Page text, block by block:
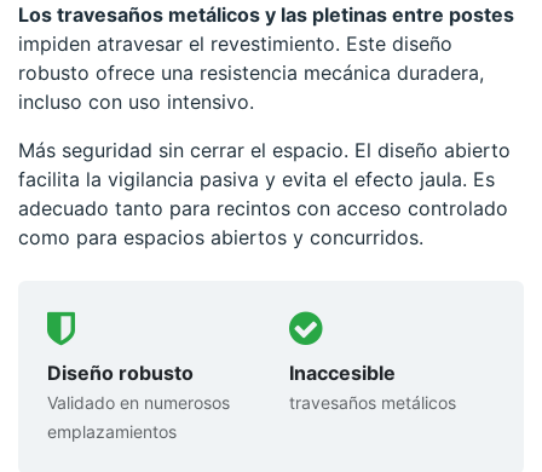
Los travesaños metálicos y las pletinas entre postes
impiden atravesar el revestimiento. Este diseño
robusto ofrece una resistencia mecánica duradera,
incluso con uso intensivo.
Más seguridad sin cerrar el espacio. El diseño abierto
facilita la vigilancia pasiva y evita el efecto jaula. Es
adecuado tanto para recintos con acceso controlado
como para espacios abiertos y concurridos.
Diseño robusto
Validado en numerosos
emplazamientos
Inaccesible
travesaños metálicos